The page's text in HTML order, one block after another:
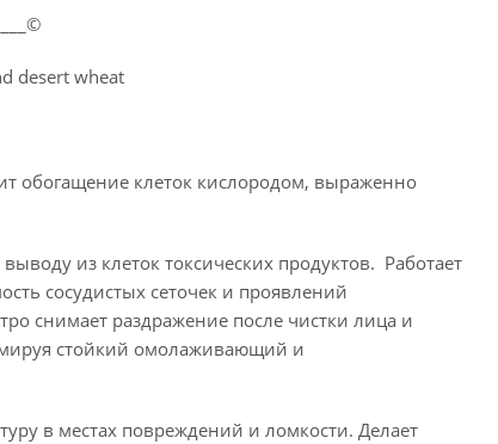
desert wheat
обогащение клеток кислородом, выраженно
из клеток токсических продуктов. Работает
сосудистых сеточек и проявлений
снимает раздражение после чистки лица и
стойкий омолаживающий и
в местах повреждений и ломкости. Делает